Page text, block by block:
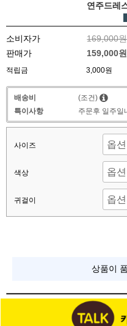
연주드레
소비자가
169,000원
판매가
159,000원
적립금 3,000원
배송비
(조건)
특이사항
주문후 일주일
사이즈
색상
귀걸이
상품이